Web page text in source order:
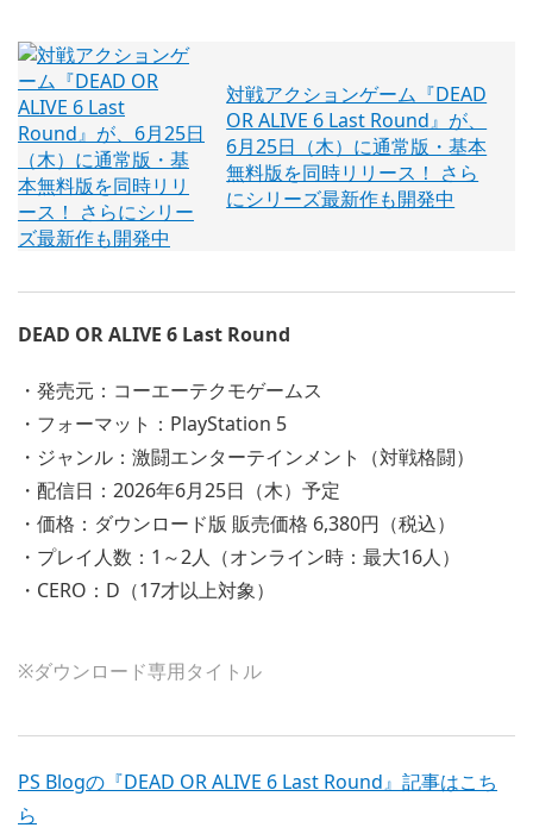
対戦アクションゲーム『DEAD
OR ALIVE 6 Last Round』が、
6月25日（木）に通常版・基本
無料版を同時リリース！ さら
にシリーズ最新作も開発中
DEAD OR ALIVE 6 Last Round
・発売元：コーエーテクモゲームス
・フォーマット：PlayStation 5
・ジャンル：激闘エンターテインメント（対戦格闘）
・配信日：2026年6月25日（木）予定
・価格：ダウンロード版 販売価格 6,380円（税込）
・プレイ人数：1～2人（オンライン時：最大16人）
・CERO：D（17才以上対象）
※ダウンロード専用タイトル
PS Blogの『DEAD OR ALIVE 6 Last Round』記事はこち
ら